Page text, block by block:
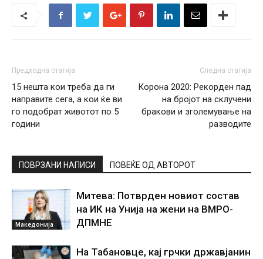
Предходна статија
15 нешта кои треба да ги
направите сега, а кои ќе ви
го подобрат животот по 5
години
Следна статија
Корона 2020: Рекорден пад
на бројот на склучени
бракови и зголемување на
разводите
ПОВРЗАНИ НАПИСИ ПОВЕЌЕ ОД АВТОРОТ
Македонија
Митева: Потврден новиот состав
на ИК на Унија на жени на ВМРО-
ДПМНЕ
На Табановце, кај грчки државјанин